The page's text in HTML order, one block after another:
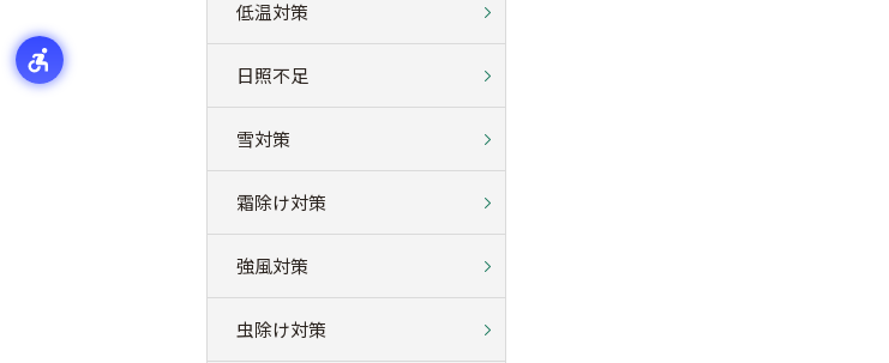
低温対策
日照不足
雪対策
霜除け対策
強風対策
虫除け対策